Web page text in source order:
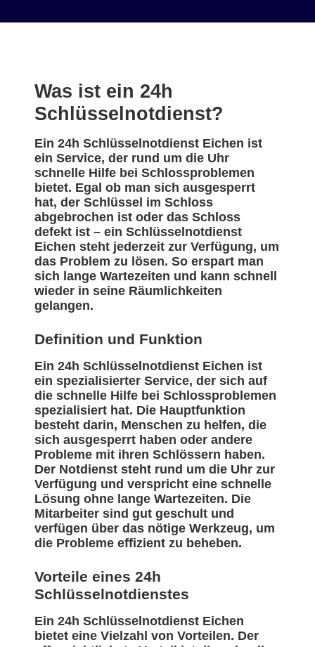
Was ist ein 24h
Schlüsselnotdienst?
Ein 24h Schlüsselnotdienst Eichen ist
ein Service, der rund um die Uhr
schnelle Hilfe bei Schlossproblemen
bietet. Egal ob man sich ausgesperrt
hat, der Schlüssel im Schloss
abgebrochen ist oder das Schloss
defekt ist – ein Schlüsselnotdienst
Eichen steht jederzeit zur Verfügung, um
das Problem zu lösen. So erspart man
sich lange Wartezeiten und kann schnell
wieder in seine Räumlichkeiten
gelangen.
Definition und Funktion
Ein 24h Schlüsselnotdienst Eichen ist
ein spezialisierter Service, der sich auf
die schnelle Hilfe bei Schlossproblemen
spezialisiert hat. Die Hauptfunktion
besteht darin, Menschen zu helfen, die
sich ausgesperrt haben oder andere
Probleme mit ihren Schlössern haben.
Der Notdienst steht rund um die Uhr zur
Verfügung und verspricht eine schnelle
Lösung ohne lange Wartezeiten. Die
Mitarbeiter sind gut geschult und
verfügen über das nötige Werkzeug, um
die Probleme effizient zu beheben.
Vorteile eines 24h
Schlüsselnotdienstes
Ein 24h Schlüsselnotdienst Eichen
bietet eine Vielzahl von Vorteilen. Der